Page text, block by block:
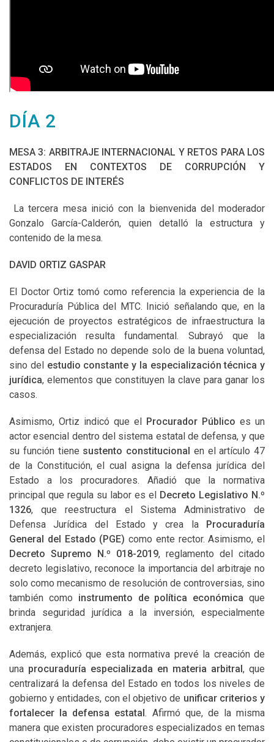
DÍA 2
MESA 3: ARBITRAJE INTERNACIONAL Y RETOS PARA LOS
ESTADOS EN CONTEXTOS DE CORRUPCIÓN Y
CONFLICTOS DE INTERÉS
La tercera mesa inició con la bienvenida del moderador
Gonzalo García-Calderón, quien detalló la estructura y
contenido de la mesa.
DAVID ORTIZ GASPAR
El Doctor Ortiz tomó como referencia la experiencia de la
Procuraduría Pública del MTC. Inició señalando que, en la
ejecución de proyectos estratégicos de infraestructura la
especialización resulta fundamental. Subrayó que la
defensa del Estado no depende solo de la buena voluntad,
sino del estudio constante y la especialización técnica y
jurídica, elementos que constituyen la clave para ganar los
casos.
Asimismo, Ortiz indicó que el Procurador Público es un
actor esencial dentro del sistema estatal de defensa, y que
su función tiene sustento constitucional en el artículo 47
de la Constitución, el cual asigna la defensa jurídica del
Estado a los procuradores. Añadió que la normativa
principal que regula su labor es el Decreto Legislativo N.º
1326, que reestructura el Sistema Administrativo de
Defensa Jurídica del Estado y crea la Procuraduría
General del Estado (PGE) como ente rector. Asimismo, el
Decreto Supremo N.º 018-2019, reglamento del citado
decreto legislativo, reconoce la importancia del arbitraje no
solo como mecanismo de resolución de controversias, sino
también como instrumento de política económica que
brinda seguridad jurídica a la inversión, especialmente
extranjera.
Además, explicó que esta normativa prevé la creación de
una procuraduría especializada en materia arbitral, que
centralizará la defensa del Estado en todos los niveles de
gobierno y entidades, con el objetivo de unificar criterios y
fortalecer la defensa estatal. Afirmó que, de la misma
manera que existen procuradores especializados en temas